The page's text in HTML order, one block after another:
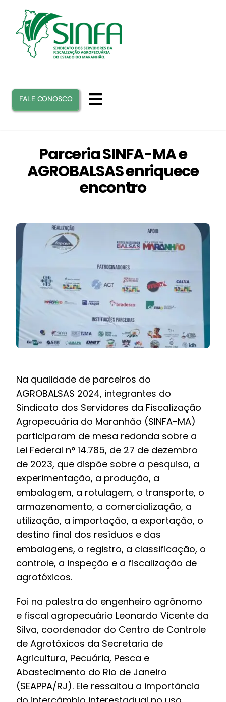
conteúdo
Toggle
SINFA
BOLETIM INFORMATIVO
NOTÍCIAS
BARREIRAS
PCCR JÁ – Galeria
FALE CONOSCO
Parceria SINFA-MA e
AGROBALSAS enriquece
encontro
Na qualidade de parceiros do
AGROBALSAS 2024, integrantes do
Sindicato dos Servidores da Fiscalização
Agropecuária do Maranhão (SINFA-MA)
participaram de mesa redonda sobre a
Lei Federal n° 14.785, de 27 de dezembro
de 2023, que dispõe sobre a pesquisa, a
experimentação, a produção, a
embalagem, a rotulagem, o transporte, o
armazenamento, a comercialização, a
utilização, a importação, a exportação, o
destino final dos resíduos e das
embalagens, o registro, a classificação, o
controle, a inspeção e a fiscalização de
agrotóxicos.
Foi na palestra do engenheiro agrônomo
e fiscal agropecuário Leonardo Vicente da
Silva, coordenador do Centro de Controle
de Agrotóxicos da Secretaria de
Agricultura, Pecuária, Pesca e
Abastecimento do Rio de Janeiro
(SEAPPA/RJ). Ele ressaltou a importância